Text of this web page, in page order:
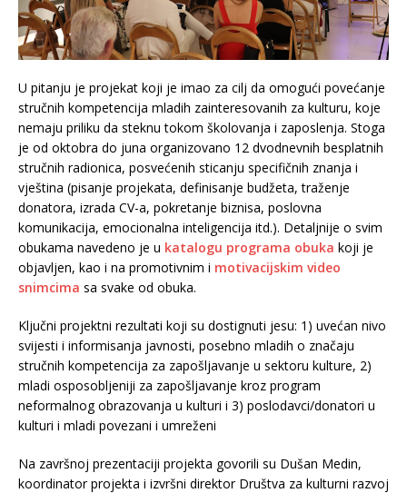
U pitanju je projekat koji je imao za cilj da omogući povećanje
stručnih kompetencija mladih zainteresovanih za kulturu, koje
nemaju priliku da steknu tokom školovanja i zaposlenja. Stoga
je od oktobra do juna organizovano 12 dvodnevnih besplatnih
stručnih radionica, posvećenih sticanju specifičnih znanja i
vještina (pisanje projekata, definisanje budžeta, traženje
donatora, izrada CV-a, pokretanje biznisa, poslovna
komunikacija, emocionalna inteligencija itd.). Detaljnije o svim
obukama navedeno je u katalogu programa obuka koji je
objavljen, kao i na promotivnim i motivacijskim video
snimcima sa svake od obuka.
Ključni projektni rezultati koji su dostignuti jesu: 1) uvećan nivo
svijesti i informisanja javnosti, posebno mladih o značaju
stručnih kompetencija za zapošljavanje u sektoru kulture, 2)
mladi osposobljeniji za zapošljavanje kroz program
neformalnog obrazovanja u kulturi i 3) poslodavci/donatori u
kulturi i mladi povezani i umreženi
Na završnoj prezentaciji projekta govorili su Dušan Medin,
koordinator projekta i izvršni direktor Društva za kulturni razvoj